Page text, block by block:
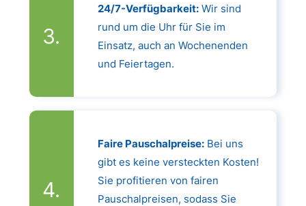
24/7-Verfügbarkeit:Wir sind
rund um die Uhr für Sie im
Einsatz, auch an Wochenenden
und Feiertagen.
Faire Pauschalpreise:Bei uns
gibt es keine versteckten Kosten!
Sie profitieren von fairen
Pauschalpreisen, sodass Sie